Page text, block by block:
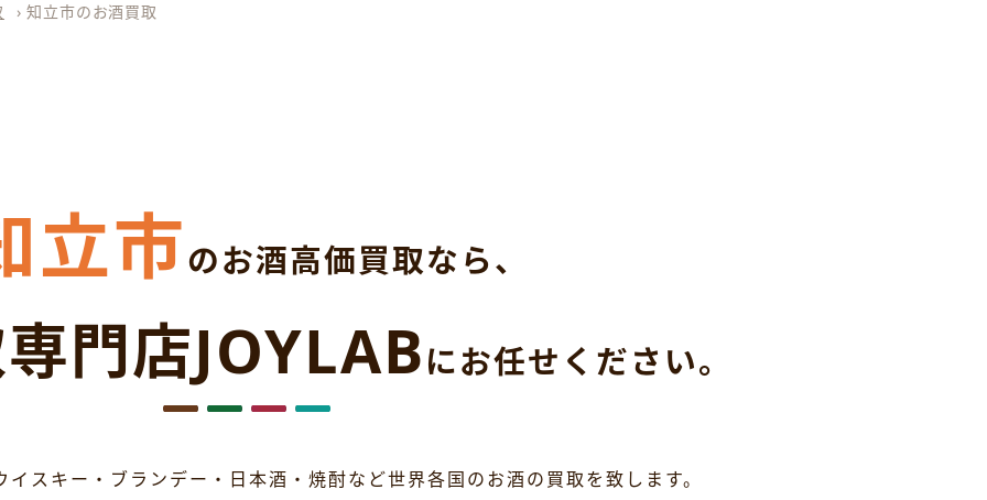
›知立市のお酒買取
立市のお酒高価買取なら、
門店JOYLABにお任せください。
スキー・ブランデー・日本酒・焼酎など世界各国のお酒の買取を致します。